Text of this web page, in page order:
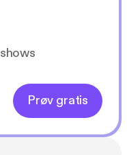
Prøv gratis